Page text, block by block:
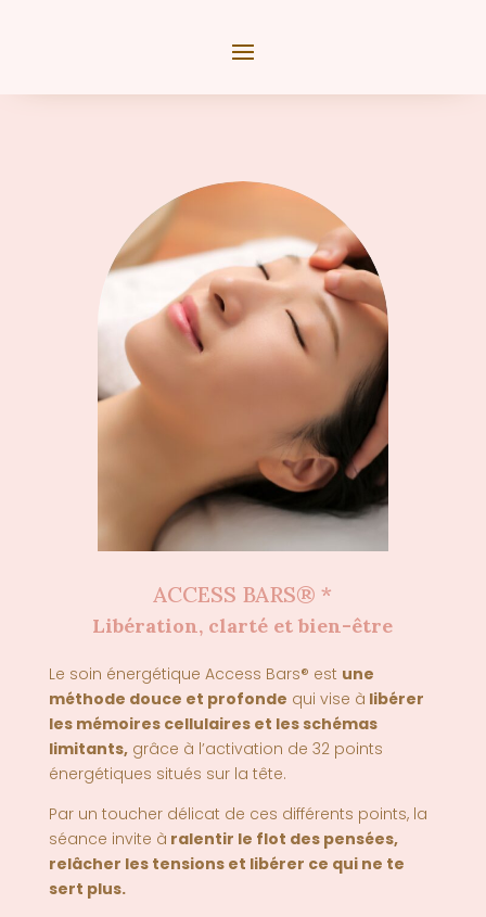
ACCESS BARS® *
Libération, clarté et bien-être
Le soin énergétique Access Bars® est une
méthode douce et profonde qui vise à libérer
les mémoires cellulaires et les schémas
limitants,grâce à l’activation de 32 points
énergétiques situés sur la tête.
Par un toucher délicat de ces différents points, la
séance invite à ralentir le flot des pensées,
relâcher les tensions et libérer ce qui ne te
sert plus.